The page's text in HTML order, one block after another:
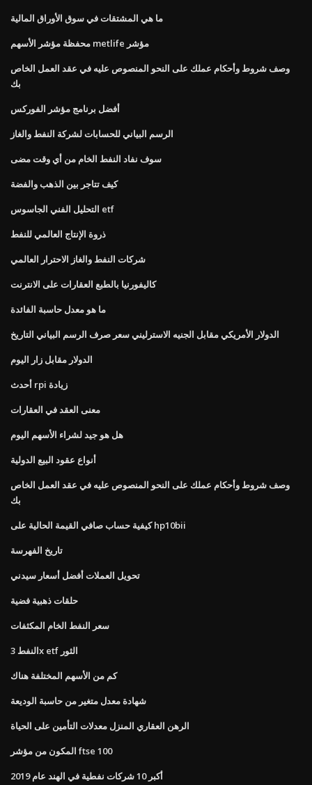
ما هي المشتقات في سوق الأوراق المالية
محفظة مؤشر الأسهم metlife مؤشر
وصف شروط وأحكام عملك على النحو المنصوص عليه في عقد العمل الخاص
بك
أفضل برنامج مؤشر الفوركس
الرسم البياني للحسابات لشركة النفط والغاز
سوف نفاد النفط الخام من أي وقت مضى
كيف تتاجر بين الذهب والفضة
التحليل الفني الجاسوس etf
ذروة الإنتاج العالمي للنفط
شركات النفط والغاز الاحترار العالمي
كاليفورنيا بالطبع العقارات على الانترنت
ما هو معدل حاسبة الفائدة
الدولار الأمريكي مقابل الجنيه الاسترليني سعر صرف الرسم البياني التاريخ
الدولار مقابل زار اليوم
أحدث rpi زيادة
معنى العقد في العقارات
هل هو جيد لشراء الأسهم اليوم
أنواع عقود البيع الدولية
وصف شروط وأحكام عملك على النحو المنصوص عليه في عقد العمل الخاص
بك
كيفية حساب صافي القيمة الحالية على hp10bii
تاريخ الفهرسة
تحويل العملات أفضل أسعار سيدني
حلقات ذهبية فضية
سعر النفط الخام المكثفات
النفط 3x etf الثور
كم من الأسهم المختلفة هناك
شهادة معدل متغير من حاسبة الوديعة
الرهن العقاري المنزل معدلات التأمين على الحياة
المكون من مؤشر ftse 100
أكبر 10 شركات نفطية في الهند عام 2019